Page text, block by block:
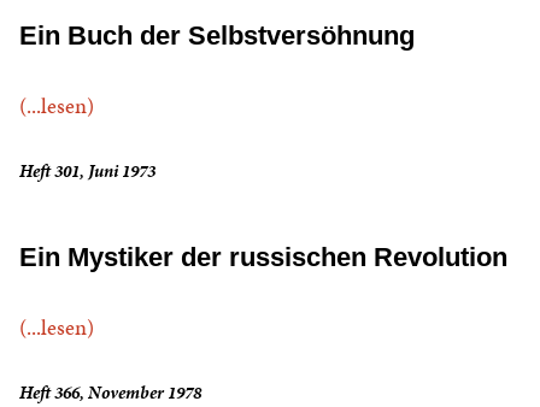
Ein Buch der Selbstversöhnung
(...lesen)
Heft 301, Juni 1973
Ein Mystiker der russischen Revolution
(...lesen)
Heft 366, November 1978